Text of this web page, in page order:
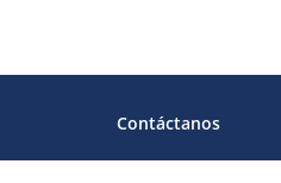
Contáctanos